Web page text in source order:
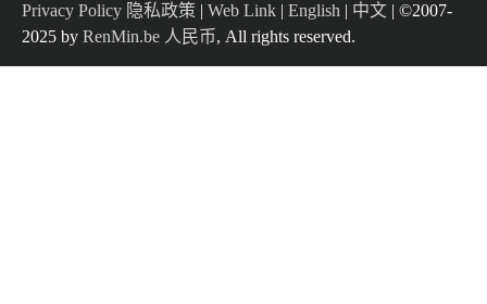
Privacy Policy 隐私政策 | Web Link | English | 中文 | ©2007-
2025 by RenMin.be 人民币, All rights reserved.